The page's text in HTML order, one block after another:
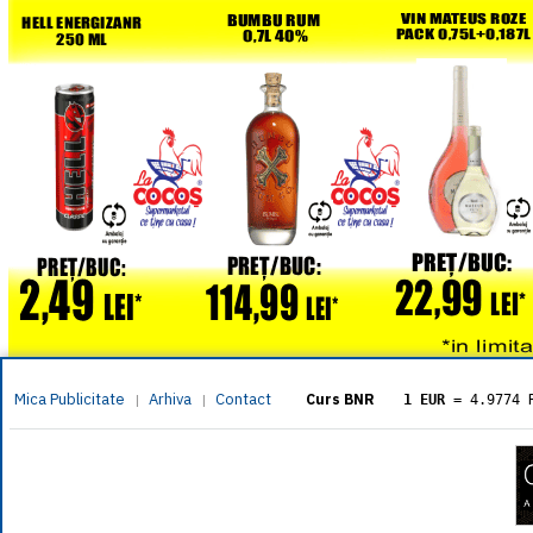
Mica Publicitate | Arhiva | Contact Curs BNR 1 EUR = 4.9774
= 5.8304
=
= 1.1933
= 2.7957
= 2.5449